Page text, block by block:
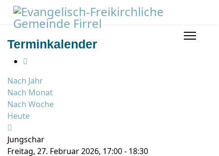
Terminkalender
Nach Jahr
Nach Monat
Nach Woche
Heute
Jungschar
Freitag, 27. Februar 2026, 17:00 - 18:30